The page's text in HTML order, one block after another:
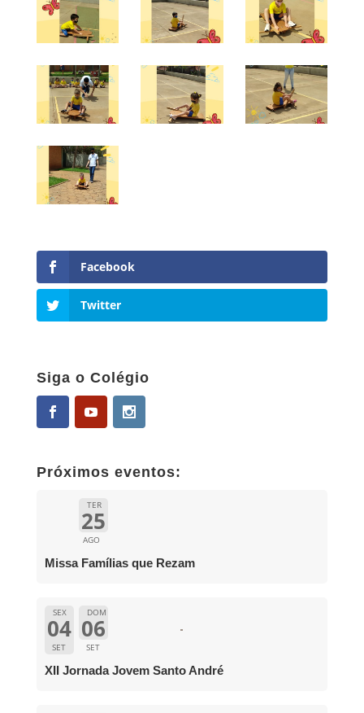
Facebook
Twitter
Siga o Colégio
Próximos eventos:
TER
25
AGO
Missa Famílias que Rezam
SEX
04
SET
DOM
06
SET
XII Jornada Jovem Santo André